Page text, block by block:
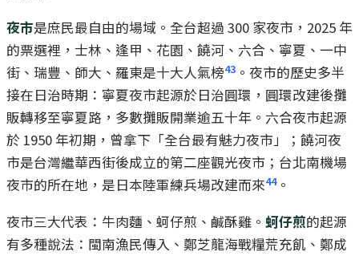
夜市是庶民最自由的場域。全台超過 300 家夜市，2025 年
的票選裡，士林、逢甲、花園、饒河、六合、寧夏、一中
街、瑞豐、師大、羅東是十大人氣榜43 。夜市的歷史多半
接在日治時期：寧夏夜市起源於日治圓環，圓環改建後攤
販轉移至寧夏路，多數攤販開業逾五十年。六合夜市起源
於 1950 年初期，曾拿下「全台最有魅力夜市」；饒河夜
市是台灣繼華西街後成立的第二座觀光夜市；台北南機場
夜市的所在地，是日本陸軍練兵場改建而來44。
夜市三大代表：牛肉麵、蚵仔煎、鹹酥雞。 蚵仔煎的起源
有多種說法：閩南漁民傳入、鄭芝龍海戰糧荒充飢、鄭成